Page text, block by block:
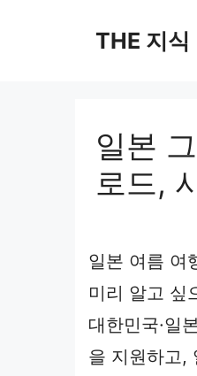
THE 지식
일본
로드,
일본 여름 여
미리 알고 싶
대한민국·일
을 지원하고,